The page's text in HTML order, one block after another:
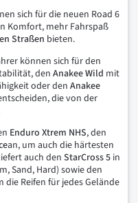
sich für die neuen Road 6
Komfort, mehr Fahrspaß
Straßen bieten.
können sich für den
den Anakee Wild mit
oder den Anakee
die von der
Enduro Xtrem NHS, den
an, um auch die härtesten
auch den StarCross 5 in
Sand, Hard) sowie den
die Reifen für jedes Gelände